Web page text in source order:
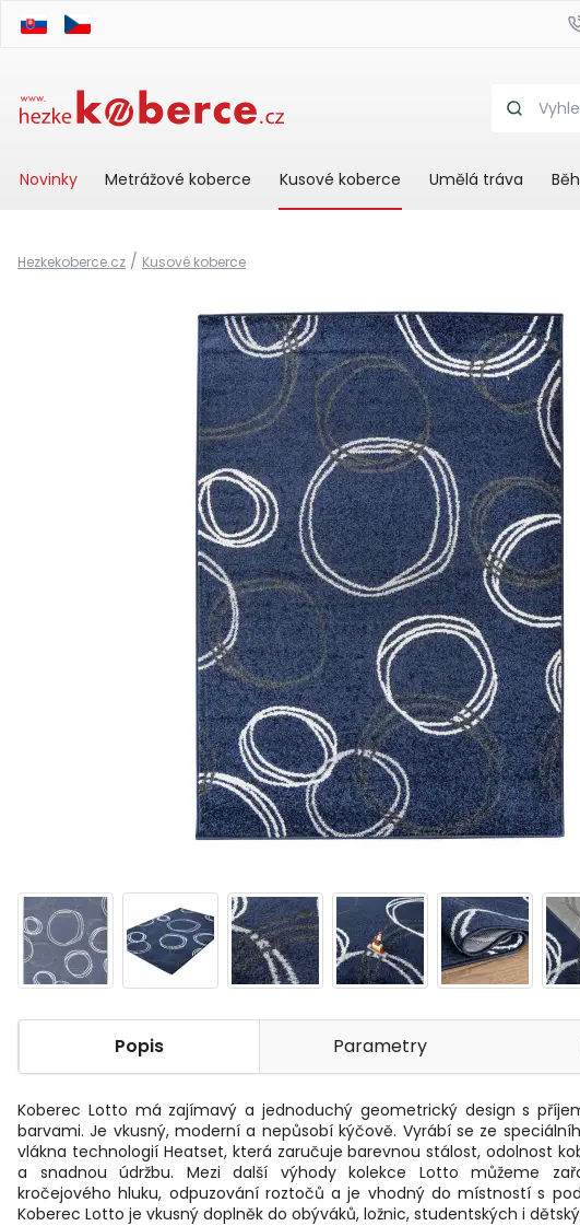
Novinky Metrážové koberce Kusové koberce Umělá tráva
Hezkekoberce.cz / Kusové koberce
Popis Parametry
Koberec Lotto má zajímavý a jednoduchý geometrický design s
barvami. Je vkusný, moderní a nepůsobí kýčově. Vyrábí se ze
vlákna technologií Heatset, která zaručuje barevnou stálost, odolnost
a snadnou údržbu. Mezi další výhody kolekce Lotto můžeme
kročejového hluku, odpuzování roztočů a je vhodný do místností s
Koberec Lotto je vkusný doplněk do obýváků, ložnic, studentských i